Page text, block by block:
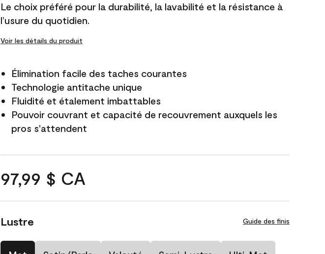
Le choix préféré pour la durabilité, la lavabilité et la résistance à
l’usure du quotidien.
Voir les détails du produit
Élimination facile des taches courantes
Technologie antitache unique
Fluidité et étalement imbattables
Pouvoir couvrant et capacité de recouvrement auxquels les
pros s'attendent
97,99 $ CA
Lustre Guide des finis